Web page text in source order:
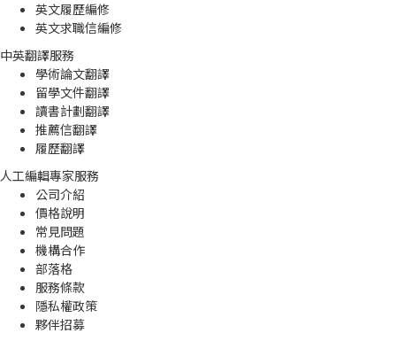
英文履歷編修
英文求職信編修
中英翻譯服務
學術論文翻譯
留學文件翻譯
讀書計劃翻譯
推薦信翻譯
履歷翻譯
人工編輯專家服務
公司介紹
價格說明
常見問題
機構合作
部落格
服務條款
隱私權政策
夥伴招募